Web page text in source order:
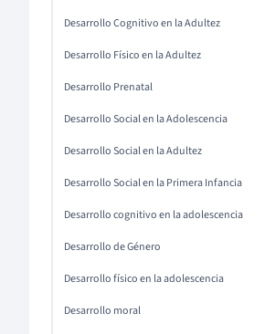
Desarrollo Cognitivo en la Adultez
Desarrollo Físico en la Adultez
Desarrollo Prenatal
Desarrollo Social en la Adolescencia
Desarrollo Social en la Adultez
Desarrollo Social en la Primera Infancia
Desarrollo cognitivo en la adolescencia
Desarrollo de Género
Desarrollo físico en la adolescencia
Desarrollo moral